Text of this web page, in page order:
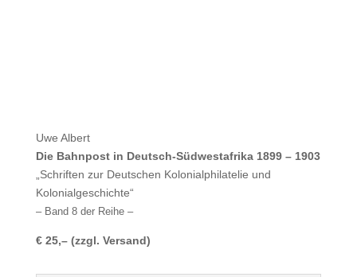
Uwe Albert
Die Bahnpost in Deutsch-Südwestafrika 1899 – 1903
„Schriften zur Deutschen Kolonialphilatelie und
Kolonialgeschichte“
– Band 8 der Reihe –
€ 25,– (zzgl. Versand)